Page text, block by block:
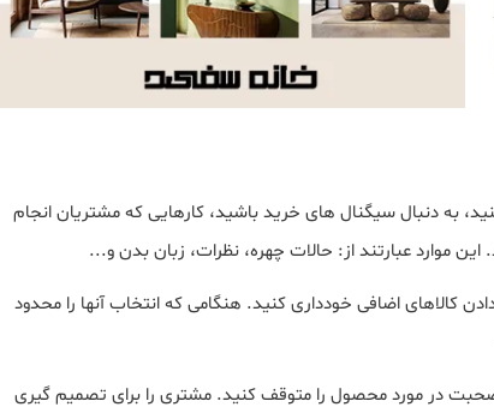
به دنبال سیگنال های خرید باشید، کارهایی که مشتریان انجام
موارد عبارتند از: حالات چهره، نظرات، زبان بدن و...
کالاهای اضافی خودداری کنید. هنگامی که انتخاب آنها را محدود
در مورد محصول را متوقف کنید. مشتری را برای تصمیم گیری